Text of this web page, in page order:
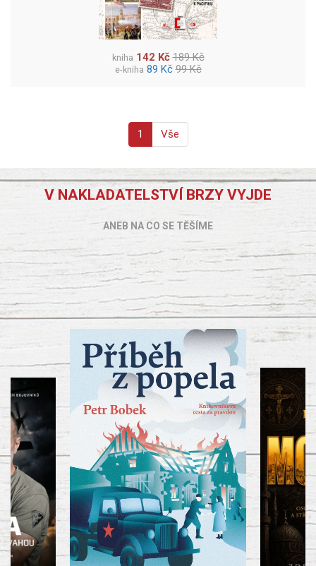
kniha 142 Kč 189 Kč
e-kniha 89 Kč 99 Kč
1 Vše
V NAKLADATELSTVÍ BRZY VYJDE
ANEB NA CO SE TĚŠÍME